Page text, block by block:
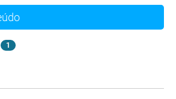
1